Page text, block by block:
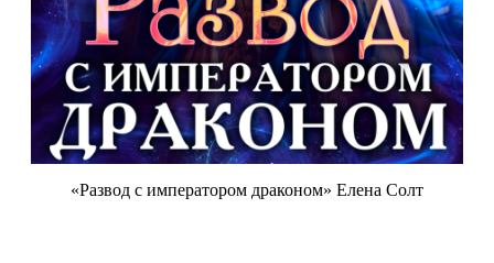
«Развод с императором драконом» Елена Солт